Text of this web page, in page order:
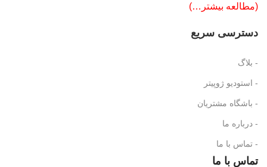
(مطالعه بیشتر…)
دسترسی سریع
- بلاگ
- استودیو ژوپیتر
- باشگاه مشتریان
- درباره ما
- تماس با ما
تماس با ما